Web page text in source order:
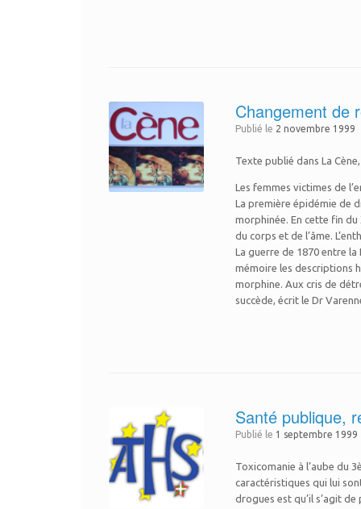
Changement de
Publié le 2 novembre 1999
Texte publié dans La
Les femmes victimes de
La première épidémie de
morphinée. En cette fin
du corps et de l’âme.
La guerre de 1870 entre
mémoire les descriptions
morphine. Aux cris de
succède, écrit le Dr
Santé publique,
Publié le 1 septembre 1999
Toxicomanie à l’aube du
caractéristiques qui lui
drogues est qu’il s’agit